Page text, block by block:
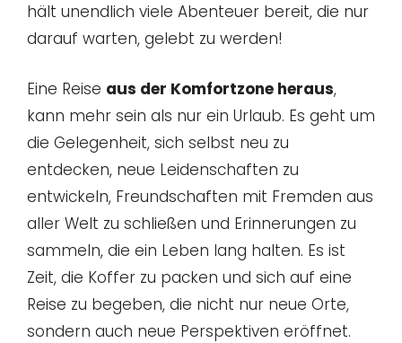
hält unendlich viele Abenteuer bereit, die nur
darauf warten, gelebt zu werden!
Eine Reise aus der Komfortzone heraus,
kann mehr sein als nur ein Urlaub. Es geht um
die Gelegenheit, sich selbst neu zu
entdecken, neue Leidenschaften zu
entwickeln, Freundschaften mit Fremden aus
aller Welt zu schließen und Erinnerungen zu
sammeln, die ein Leben lang halten. Es ist
Zeit, die Koffer zu packen und sich auf eine
Reise zu begeben, die nicht nur neue Orte,
sondern auch neue Perspektiven eröffnet.